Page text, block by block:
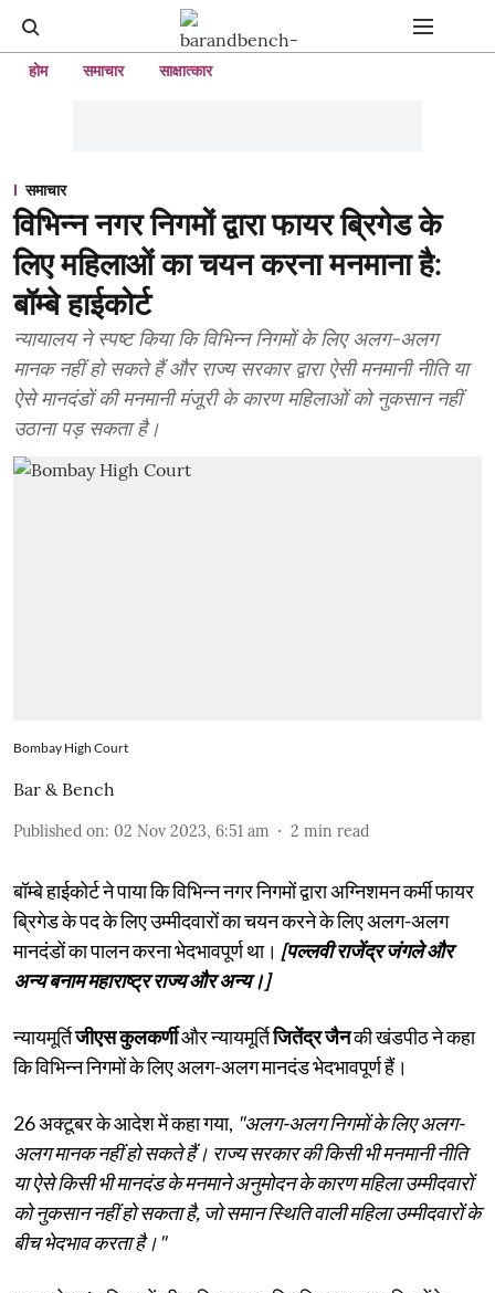
होम समाचार साक्षात्कार
समाचार
विभिन्न नगर निगमों द्वारा फायर ब्रिगेड के
लिए महिलाओं का चयन करना मनमाना है:
बॉम्बे हाईकोर्ट
न्यायालय ने स्पष्ट किया कि विभिन्न निगमों के लिए अलग-अलग
मानक नहीं हो सकते हैं और राज्य सरकार द्वारा ऐसी मनमानी नीति या
ऐसे मानदंडों की मनमानी मंजूरी के कारण महिलाओं को नुकसान नहीं
उठाना पड़ सकता है।
Bombay High Court
Bar & Bench
Published on: 02 Nov 2023, 6:51 am 2 min read
बॉम्बे हाईकोर्ट ने पाया कि विभिन्न नगर निगमों द्वारा अग्निशमन कर्मी फायर
ब्रिगेड के पद के लिए उम्मीदवारों का चयन करने के लिए अलग-अलग
मानदंडों का पालन करना भेदभावपूर्ण था। [पल्लवी राजेंद्र जंगले और
अन्य बनाम महाराष्ट्र राज्य और अन्य।]
न्यायमूर्तिजीएस कुलकर्णीऔर न्यायमूर्तिजितेंद्र जैनकी खंडपीठ ने कहा
कि विभिन्न निगमों के लिए अलग-अलग मानदंड भेदभावपूर्ण हैं।
26 अक्टूबर के आदेश में कहा गया, "अलग-अलग निगमों के लिए अलग-
अलग मानक नहीं हो सकते हैं। राज्य सरकार की किसी भी मनमानी नीति
या ऐसे किसी भी मानदंड के मनमाने अनुमोदन के कारण महिला उम्मीदवारों
को नुकसान नहीं हो सकता है, जो समान स्थिति वाली महिला उम्मीदवारों के
बीच भेदभाव करता है।"